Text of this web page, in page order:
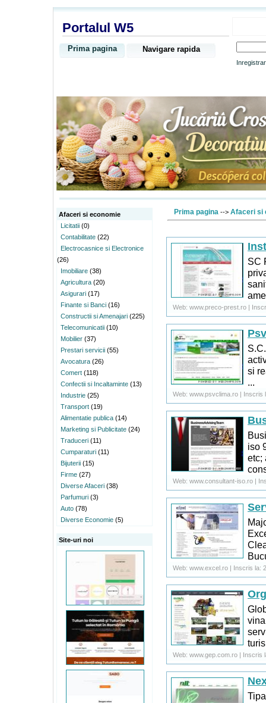
Portalul W5
Prima pagina Navigare rapida
Afaceri si economie
Licitatii (0)
Contabilitate (22)
Electrocasnice si Electronice
(26)
Imobiliare (38)
Agricultura (20)
Asigurari (17)
Finante si Banci (16)
Constructii si Amenajari (225)
Telecomunicatii (10)
Mobilier (37)
Prestari servicii (55)
Avocatura (26)
Comert (118)
Confectii si Incaltaminte (13)
Industrie (25)
Transport (19)
Alimentatie publica (14)
Marketing si Publicitate (24)
Traduceri (11)
Cumparaturi (11)
Bijuterii (15)
Firme (27)
Diverse Afaceri (38)
Parfumuri (3)
Auto (78)
Diverse Economie (5)
Site-uri noi
Prima pagina --> Afaceri si
SC
Web: www.preco-prest.ro |
si
Web: www.psvclima.ro | Inscris
iso
etc;
Web: www.consultant-iso.ro |
Web: www.excel.ro | Inscris la:
Web: www.gep.com.ro | Inscris